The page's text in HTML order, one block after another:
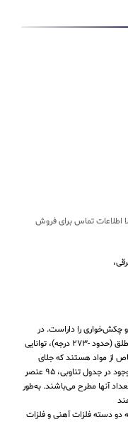
اطلاعات تماس برای فروش
چکش‌خواری را داراست. در
تعریف فیزیکی فلز ماده ای است که در دمای صفر مطلق (حدود -۲۷۳ درجه)، توانایی
از مواد هستند که جلای
فلزی داشته و معمولاً محکم هستند. از ۱۱۸ عنصر موجود در جدول تناوبی، ۹۵ عنصر
آنها مطرح می‌باشند. به‌طور
دو دسته فلزات آهنی و فلزات